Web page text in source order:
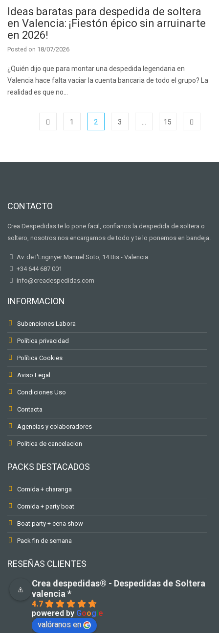
Ideas baratas para despedida de soltera
en Valencia: ¡Fiestón épico sin arruinarte
en 2026!
Posted on 18/07/2026
¿Quién dijo que para montar una despedida legendaria en
Valencia hace falta vaciar la cuenta bancaria de todo el grupo? La
realidad es que no…
1 2 3 15
CONTACTO
Crea Despedidas te lo pone facil, confianos la despedida de soltera o
soltero, nosotros nos encargamos de todo y te lo ponemos en bandeja.
Av. de I'Enginyer Manuel Soto, 14 Bis - Valencia
+34 644 687 001
info@creadespedidas.com
INFORMACION
Subenciones Labora
Política privacidad
Política Cookies
Aviso Legal
Condiciones Uso
Contacta
Agencias y colaboradores
Politica de cancelacion
PACKS DESTACADOS
Comida + charanga
Comida + party boat
Boat party + cena show
Pack fin de semana
RESEÑAS CLIENTES
Crea despedidas®️ - Despedidas de Soltera
valencia *
4.7
powered by Google
valóranos en